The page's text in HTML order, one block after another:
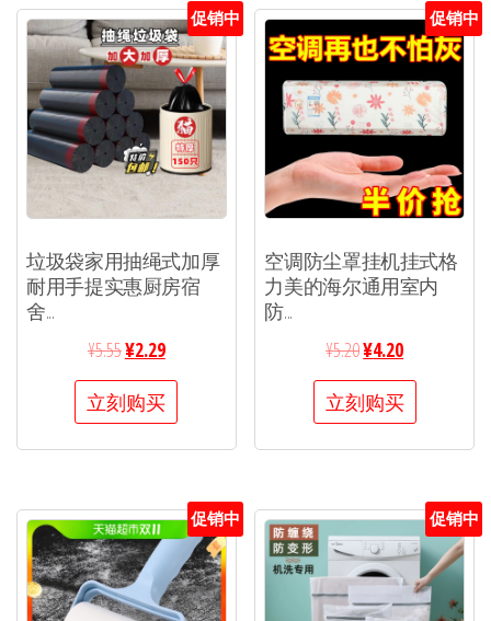
促销中
垃圾袋家用抽绳式加厚
耐用手提实惠厨房宿
舍...
¥5.55¥2.29
立刻购买
促销中
空调防尘罩挂机挂式格
力美的海尔通用室内
防...
¥5.20¥4.20
立刻购买
促销中 促销中